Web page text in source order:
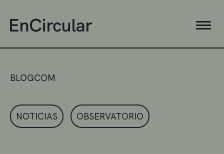
BLOGCOM
NOTICIAS OBSERVATORIO